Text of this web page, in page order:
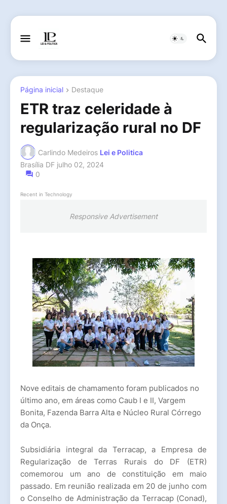
Página inicial Destaque
ETR traz celeridade à
regularização rural no DF
Carlindo Medeiros Lei e Politica
Brasília DF julho 02, 2024
0
Recent in Technology
Responsive Advertisement
Nove editais de chamamento foram publicados no
último ano, em áreas como Caub I e II, Vargem
Bonita, Fazenda Barra Alta e Núcleo Rural Córrego
da Onça.
Subsidiária integral da Terracap, a Empresa de
Regularização de Terras Rurais do DF (ETR)
comemorou um ano de constituição em maio
passado. Em reunião realizada em 20 de junho com
o Conselho de Administração da Terracap (Conad),